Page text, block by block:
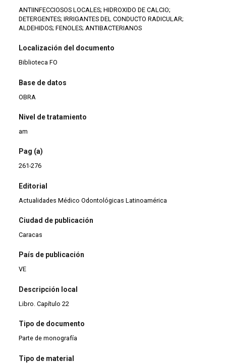
ANTIINFECCIOSOS LOCALES; HIDROXIDO DE CALCIO;
DETERGENTES; IRRIGANTES DEL CONDUCTO RADICULAR;
ALDEHIDOS; FENOLES; ANTIBACTERIANOS
Localización del documento
Biblioteca FO
Base de datos
OBRA
Nivel de tratamiento
am
Pag (a)
261-276
Editorial
Actualidades Médico Odontológicas Latinoamérica
Ciudad de publicación
Caracas
País de publicación
VE
Descripción local
Libro. Capítulo 22
Tipo de documento
Parte de monografía
Tipo de material